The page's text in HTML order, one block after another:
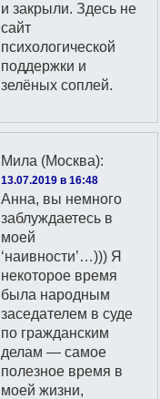
и закрыли. Здесь не
сайт
психологической
поддержки и
зелёных соплей.
Мила (Москва):
13.07.2019 в 16:48
Анна, вы немного
заблуждаетесь в
моей
‘наивности’…))) Я
некоторое время
была народным
заседателем в суде
по гражданским
делам — самое
полезное время в
моей жизни,